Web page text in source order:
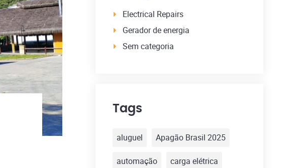
Electrical Repairs
Gerador de energia
Sem categoria
Tags
aluguel Apagão Brasil 2025
automação carga elétrica